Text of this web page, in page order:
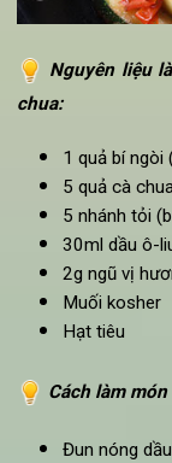
sức khỏe, cũng